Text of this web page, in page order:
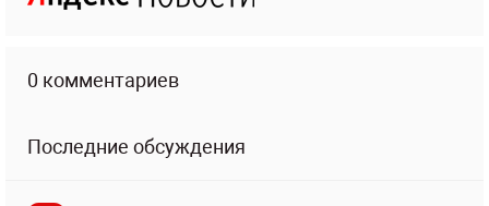
0 комментариев
Последние обсуждения